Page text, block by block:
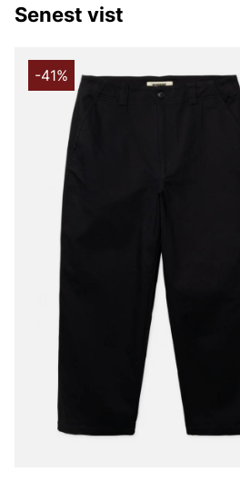
Senest vist
-41%